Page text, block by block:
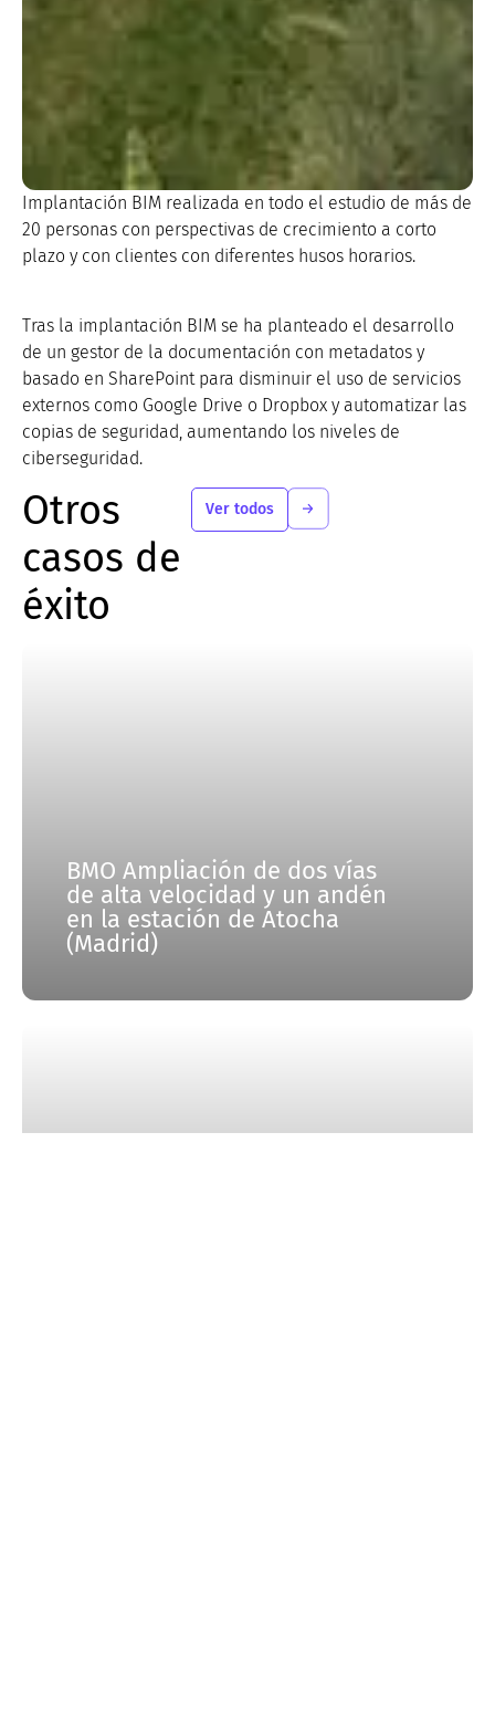
Implantación BIM realizada en todo el estudio de más de
20 personas con perspectivas de crecimiento a corto
plazo y con clientes con diferentes husos horarios.
Tras la implantación BIM se ha planteado el desarrollo
de un gestor de la documentación con metadatos y
basado en SharePoint para disminuir el uso de servicios
externos como Google Drive o Dropbox y automatizar las
copias de seguridad, aumentando los niveles de
ciberseguridad.
Otros
casos de
éxito
Ver todos
BMO Ampliación de dos vías
de alta velocidad y un andén
en la estación de Atocha
(Madrid)